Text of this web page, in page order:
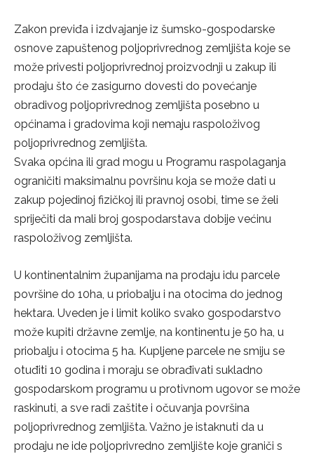
Zakon previđa i izdvajanje iz šumsko-gospodarske
osnove zapuštenog poljoprivrednog zemljišta koje se
može privesti poljoprivrednoj proizvodnji u zakup ili
prodaju što će zasigurno dovesti do povećanje
obradivog poljoprivrednog zemljišta posebno u
općinama i gradovima koji nemaju raspoloživog
poljoprivrednog zemljišta.
Svaka općina ili grad mogu u Programu raspolaganja
ograničiti maksimalnu površinu koja se može dati u
zakup pojedinoj fizičkoj ili pravnoj osobi, time se želi
spriječiti da mali broj gospodarstava dobije većinu
raspoloživog zemljišta.
U kontinentalnim županijama na prodaju idu parcele
površine do 10ha, u priobalju i na otocima do jednog
hektara. Uveden je i limit koliko svako gospodarstvo
može kupiti državne zemlje, na kontinentu je 50 ha, u
priobalju i otocima 5 ha. Kupljene parcele ne smiju se
otuđiti 10 godina i moraju se obrađivati sukladno
gospodarskom programu u protivnom ugovor se može
raskinuti, a sve radi zaštite i očuvanja površina
poljoprivrednog zemljišta. Važno je istaknuti da u
prodaju ne ide poljoprivredno zemljište koje graniči s